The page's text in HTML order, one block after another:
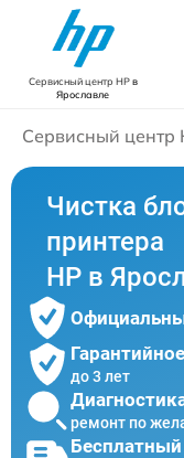
Сервисный центр HPв
Ярославле
Сервисный центр
Чистка
принтера
HP в
до 3 лет
ремонт по